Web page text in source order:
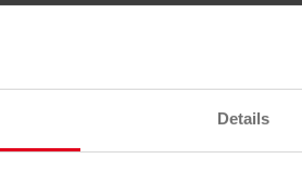
Details
internationalen
Vorteile. Am